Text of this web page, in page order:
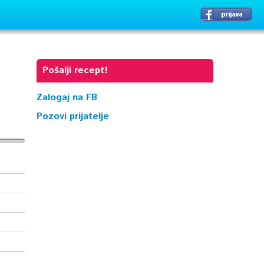
Pošalji recept!
Zalogaj na FB
Pozovi prijatelje